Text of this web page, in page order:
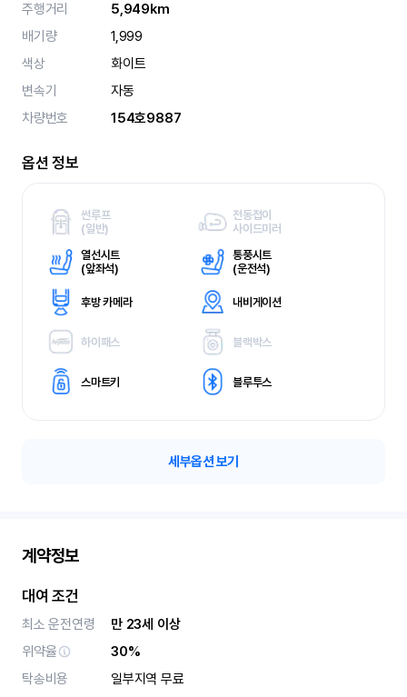
주행거리
5,949km
배기량
1,999
색상
화이트
변속기
자동
차량번호
154호9887
옵션 정보
썬루프
(일반)
전동접이
사이드미러
열선시트
(앞좌석)
통풍시트
(운전석)
후방 카메라 내비게이션
하이패스 블랙박스
스마트키 블루투스
세부옵션 보기
계약정보
대여 조건
최소 운전연령
만 23세 이상
위약율
30%
탁송비용
일부지역 무료